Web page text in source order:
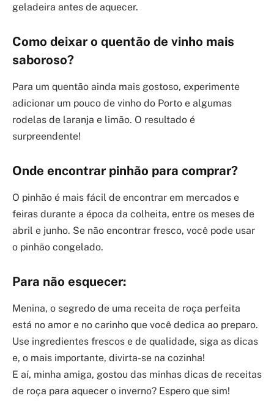
geladeira antes de aquecer.
Como deixar o quentão de vinho mais
saboroso?
Para um quentão ainda mais gostoso, experimente
adicionar um pouco de vinho do Porto e algumas
rodelas de laranja e limão. O resultado é
surpreendente!
Onde encontrar pinhão para comprar?
O pinhão é mais fácil de encontrar em mercados e
feiras durante a época da colheita, entre os meses de
abril e junho. Se não encontrar fresco, você pode usar
o pinhão congelado.
Para não esquecer:
Menina, o segredo de uma receita de roça perfeita
está no amor e no carinho que você dedica ao preparo.
Use ingredientes frescos e de qualidade, siga as dicas
e, o mais importante, divirta-se na cozinha!
E aí, minha amiga, gostou das minhas dicas de receitas
de roça para aquecer o inverno? Espero que sim!